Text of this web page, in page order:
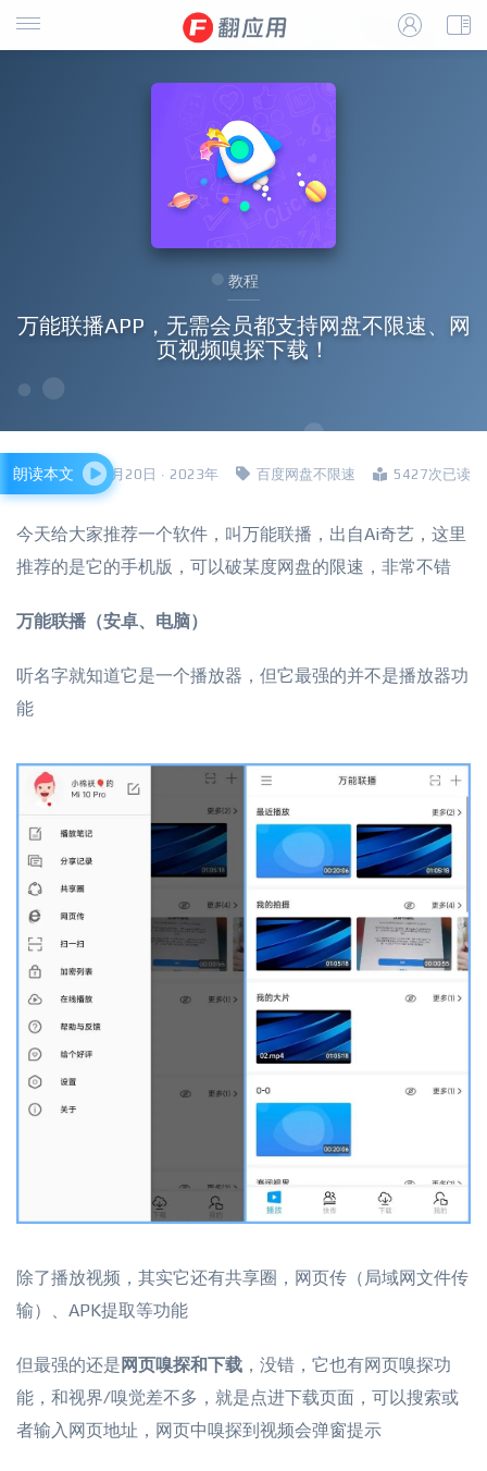
教程
万能联播APP，无需会员都支持网盘不限速、网
页视频嗅探下载！
四哥 · 3月20日 · 2023年 百度网盘不限速 5427次已读
朗读本文
今天给大家推荐一个软件，叫万能联播，出自Ai奇艺，这里
推荐的是它的手机版，可以破某度网盘的限速，非常不错
万能联播（安卓、电脑）
听名字就知道它是一个播放器，但它最强的并不是播放器功
能
除了播放视频，其实它还有共享圈，网页传（局域网文件传
输）、APK提取等功能
但最强的还是 网页嗅探和下载 ，没错，它也有网页嗅探功
能，和视界/嗅觉差不多，就是点进下载页面，可以搜索或
者输入网页地址，网页中嗅探到视频会弹窗提示